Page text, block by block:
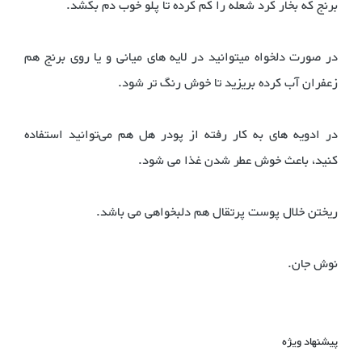
برنج که بخار کرد شعله را کم کرده تا پلو خوب دم بکشد.
در صورت دلخواه میتوانید در لایه های میانی و یا روی برنج هم
زعفران آب کرده بریزید تا خوش رنگ تر شود.
در ادویه های به کار رفته از پودر هل هم می‌توانید استفاده
کنید، باعث خوش عطر شدن غذا می شود.
ریختن خلال پوست پرتقال هم دلبخواهی می باشد.
نوش جان.
پیشنهاد ویژه